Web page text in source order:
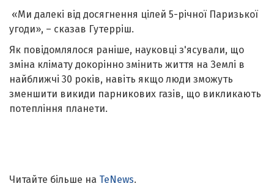
«Ми далекі від досягнення цілей 5-річної Паризької
угоди», – сказав Гутерріш.
Як повідомлялося раніше, науковці з'ясували, що
зміна клімату докорінно змінить життя на Землі в
найближчі 30 років, навіть якщо люди зможуть
зменшити викиди парникових газів, що викликають
потепління планети.
Читайте більше на TeNews.